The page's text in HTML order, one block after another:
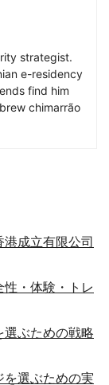
strategist.
e-residency
find him
chimarrão
成立有限公司
・体験・トレ
ぶための戦略
を選ぶための実